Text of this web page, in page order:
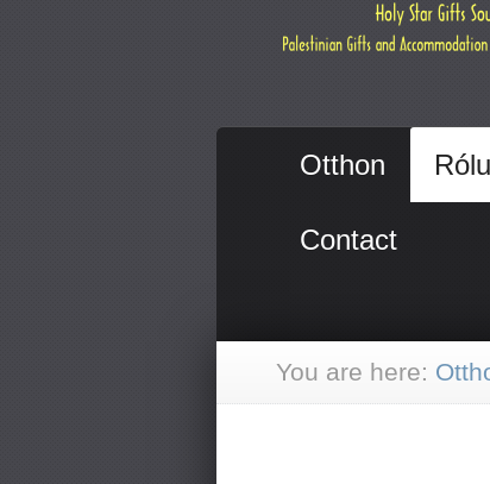
Otthon
Contact
You are here: